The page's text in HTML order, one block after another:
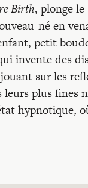
Birth, plonge
né en
petit
invente des
sur les
leurs plus fines
hypnotique,